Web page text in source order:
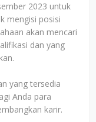
2023 untuk
mengisi posisi
akan mencari
dan yang
yang tersedia
Anda para
karir.